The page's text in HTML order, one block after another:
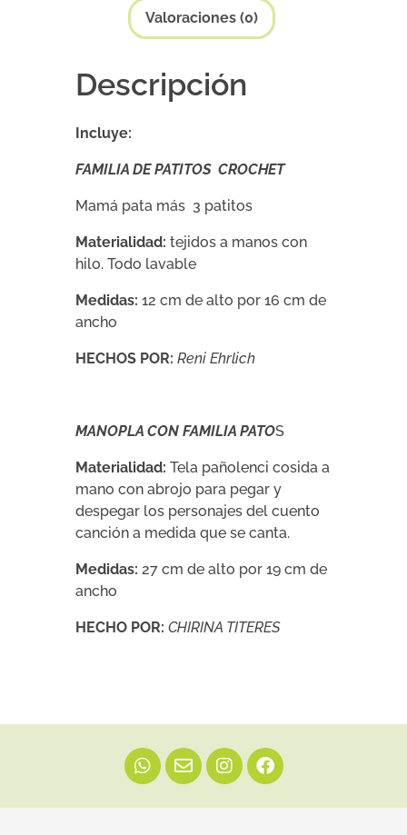
Valoraciones (0)
Descripción
Incluye:
FAMILIA DE PATITOS CROCHET
Mamá pata más 3 patitos
Materialidad: tejidos a manos con
hilo. Todo lavable
Medidas: 12 cm de alto por 16 cm de
ancho
HECHOS POR: Reni Ehrlich
MANOPLA CON FAMILIA PATOS
Materialidad: Tela pañolenci cosida a
mano con abrojo para pegar y
despegar los personajes del cuento
canción a medida que se canta.
Medidas: 27 cm de alto por 19 cm de
ancho
HECHO POR: CHIRINA TITERES